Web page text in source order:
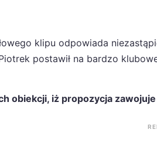
klipu odpowiada
postawił na bardzo
obiekcji, iż propozycja